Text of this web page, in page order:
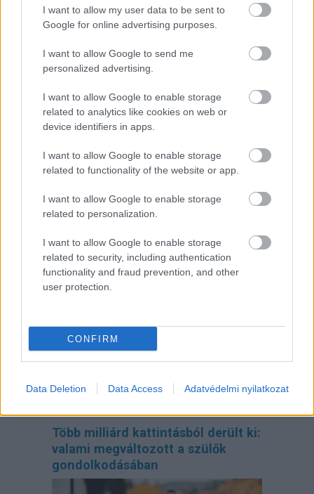
I want to allow my user data to be sent to
Google for online advertising purposes.
I want to allow Google to send me
personalized advertising.
I want to allow Google to enable storage
related to analytics like cookies on web or
device identifiers in apps.
I want to allow Google to enable storage
related to functionality of the website or app.
I want to allow Google to enable storage
related to personalization.
I want to allow Google to enable storage
related to security, including authentication
functionality and fraud prevention, and other
user protection.
CONFIRM
Data Deletion Data Access Adatvédelmi nyilatkozat
Minden esetben kötelessége-e az óvodának
pelenkás gyermeket fogadni? Milyen higiénés
helyiségben? Mi a helyzet az sni-s pelenkás
gyermekekkel, akiknél gyakrabban előfordulhat,
hogy a szobatisztasági gondok még fokozottabb
Így tervezd meg az otthonodat, ha
bővül a család
Több milliárd kattintásból derült ki:
valami megváltozott a szülők
gondolkodásában